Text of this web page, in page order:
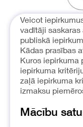
Veicot
vadītāji
publiskā
Kādas prasības
Kuros iepirkuma
iepirkuma
zaļā iepirkuma
izmaksu
Mācību